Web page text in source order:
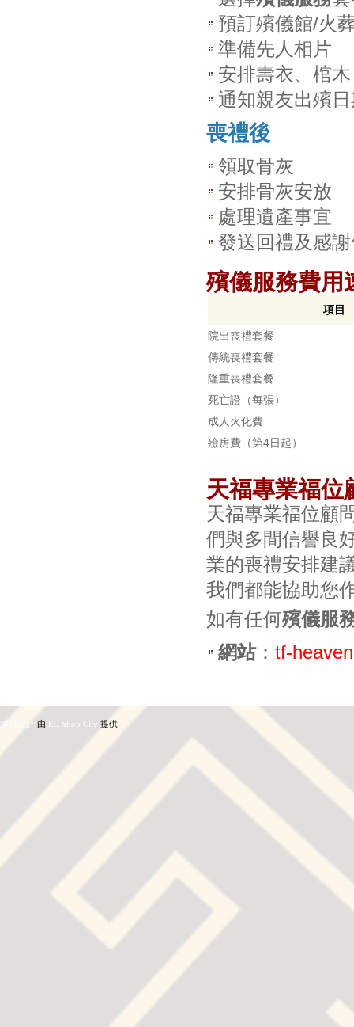
預訂殯儀館/火
準備先人相片
安排壽衣、棺木
通知親友出殯
喪禮後
領取骨灰
安排骨灰安放
處理遺產事宜
發送回禮及感
殯儀服務費用
項目
院出喪禮套餐
傳統喪禮套餐
隆重喪禮套餐
死亡證（每張）
成人火化費
殮房費（第4日起）
天福專業福位
天福專業福位顧
們與多間信譽良
業的喪禮安排建
我們都能協助您
如有任何殯儀服
網站： tf-
網頁設計 由 EC Shop City 提供